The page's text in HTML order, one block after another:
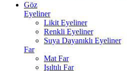
Göz
Eyeliner
Likit Eyeliner
Renkli Eyeliner
Suya Dayanıklı Eyeliner
Far
Mat Far
Işıltılı Far